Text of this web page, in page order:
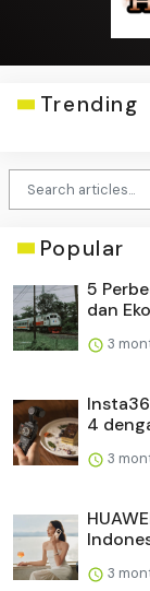
Trending
Popular
5
dan
3
4
3
3